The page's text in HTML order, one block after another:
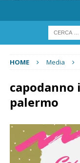
HOME Media
capodanno
palermo